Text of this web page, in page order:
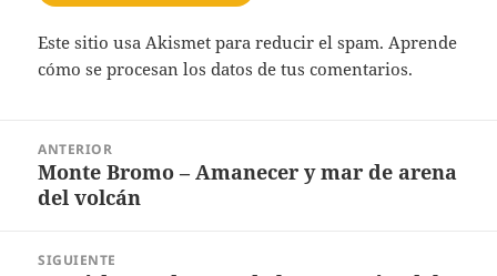
Este sitio usa Akismet para reducir el spam. Aprende
cómo se procesan los datos de tus comentarios.
navigation
ANTERIOR
Entrada
anterior:
Monte Bromo – Amanecer y mar de arena
del volcán
SIGUIENTE